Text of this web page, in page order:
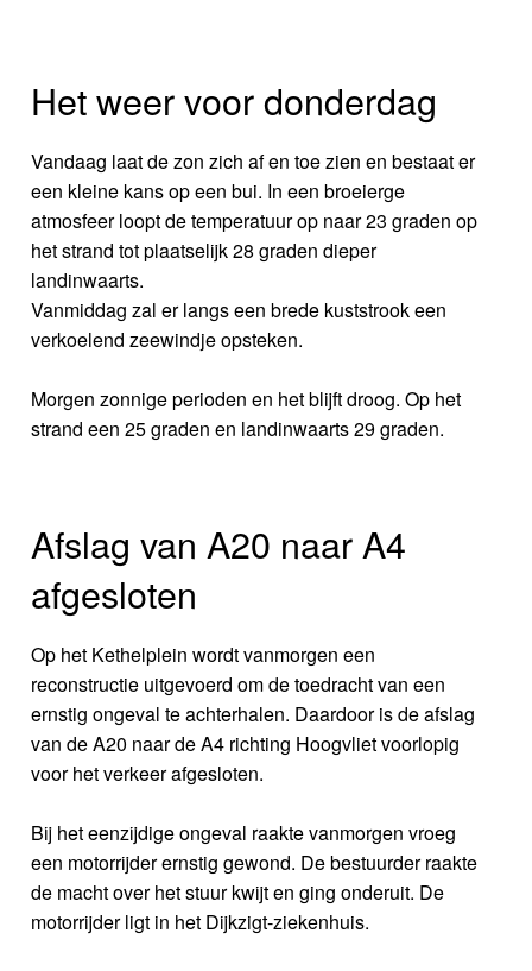
Het weer voor donderdag
Vandaag laat de zon zich af en toe zien en bestaat er
een kleine kans op een bui. In een broeierge
atmosfeer loopt de temperatuur op naar 23 graden op
het strand tot plaatselijk 28 graden dieper
landinwaarts.
Vanmiddag zal er langs een brede kuststrook een
verkoelend zeewindje opsteken.
Morgen zonnige perioden en het blijft droog. Op het
strand een 25 graden en landinwaarts 29 graden.
Afslag van A20 naar A4
afgesloten
Op het Kethelplein wordt vanmorgen een
reconstructie uitgevoerd om de toedracht van een
ernstig ongeval te achterhalen. Daardoor is de afslag
van de A20 naar de A4 richting Hoogvliet voorlopig
voor het verkeer afgesloten.
Bij het eenzijdige ongeval raakte vanmorgen vroeg
een motorrijder ernstig gewond. De bestuurder raakte
de macht over het stuur kwijt en ging onderuit. De
motorrijder ligt in het Dijkzigt-ziekenhuis.